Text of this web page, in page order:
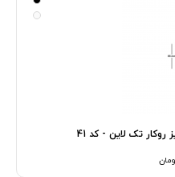
روکار تک لاین - کد 41